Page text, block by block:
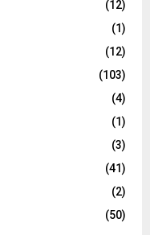
(12)
(1)
(12)
(103)
(4)
(1)
(3)
(41)
(2)
(50)